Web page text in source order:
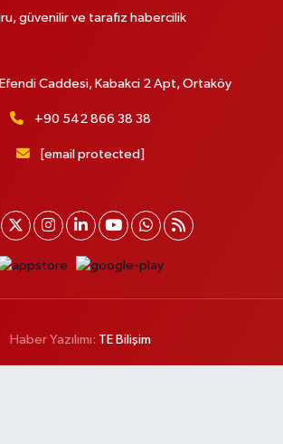
güvenilir ve tarafız habercilik
Caddesi, Kabakci 2 Apt, Ortaköy
+90 542 866 38 38
[email protected]
Haber Yazılımı: TE Bilişim